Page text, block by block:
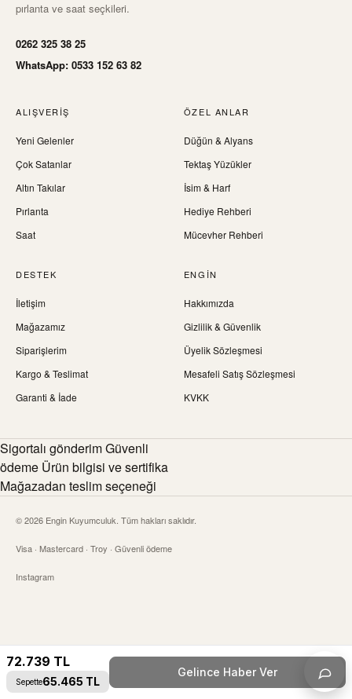
72.739 TL
Sepette65.465 TL
Gelince Haber Ver
pırlanta ve saat seçkileri.
0262 325 38 25
WhatsApp: 0533 152 63 82
ALIŞVERIŞ
Yeni Gelenler
Çok Satanlar
Altın Takılar
Pırlanta
Saat
ÖZEL ANLAR
Düğün & Alyans
Tektaş Yüzükler
İsim & Harf
Hediye Rehberi
Mücevher Rehberi
DESTEK
İletişim
Mağazamız
Siparişlerim
Kargo & Teslimat
Garanti & İade
ENGIN
Hakkımızda
Gizlilik & Güvenlik
Üyelik Sözleşmesi
Mesafeli Satış Sözleşmesi
KVKK
Sigortalı gönderim Güvenli
ödeme Ürün bilgisi ve sertifika
Mağazadan teslim seçeneği
© 2026 Engin Kuyumculuk. Tüm hakları saklıdır.
Visa · Mastercard · Troy · Güvenli ödeme
Instagram
Canlı